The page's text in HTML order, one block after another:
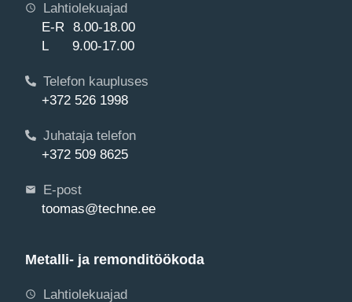
Lahtiolekuajad
E-R 8.00-18.00
L 9.00-17.00
Telefon kaupluses
+372 526 1998
Juhataja telefon
+372 509 8625
E-post
toomas@techne.ee
Metalli- ja remonditöökoda
Lahtiolekuajad